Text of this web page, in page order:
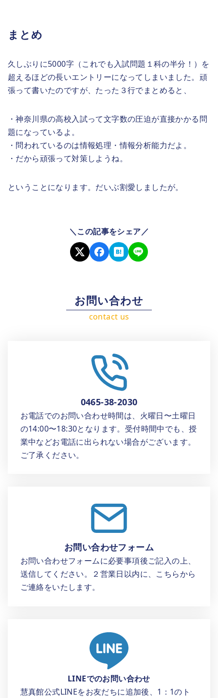
まとめ
久しぶりに5000字（これでも入試問題１科の半分！）を
超えるほどの長いエントリーになってしまいました。頑
張って書いたのですが、たった３行でまとめると、
・神奈川県の高校入試って文字数の圧迫が直接かかる問
題になっているよ。
・問われているのは情報処理・情報分析能力だよ。
・だから頑張って対策しようね。
ということになります。だいぶ割愛しましたが。
＼この記事をシェア／
お問い合わせ
0465-38-2030
お電話でのお問い合わせ時間は、火曜日〜土曜日
の14:00〜18:30となります。受付時間中でも、授
業中などお電話に出られない場合がございます。
ご了承ください。
お問い合わせフォーム
お問い合わせフォームに必要事項後ご記入の上、
送信してください。２営業日以内に、こちらから
ご連絡をいたします。
LINEでのお問い合わせ
慧真館公式LINEをお友だちに追加後、1：1のト